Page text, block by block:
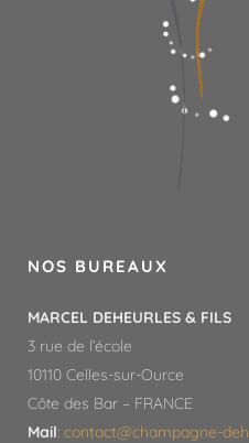
NOS BUREAUX
MARCEL DEHEURLES & FILS
3 rue de l’école
10110 Celles-sur-Ource
Côte des Bar – FRANCE
Mail: contact@champagne-